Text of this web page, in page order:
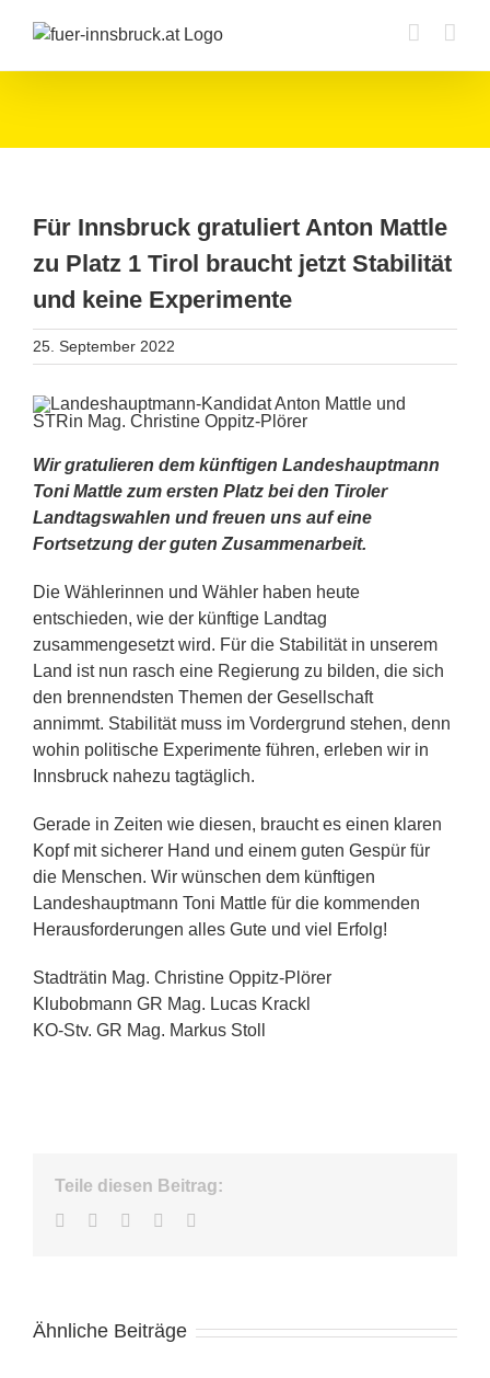
Inhalt
Für Innsbruck gratuliert Anton Mattle
zu Platz 1 Tirol braucht jetzt Stabilität
und keine Experimente
25. September 2022
Wir gratulieren dem künftigen Landeshauptmann
Toni Mattle zum ersten Platz bei den Tiroler
Landtagswahlen und freuen uns auf eine
Fortsetzung der guten Zusammenarbeit.
Die Wählerinnen und Wähler haben heute
entschieden, wie der künftige Landtag
zusammengesetzt wird. Für die Stabilität in unserem
Land ist nun rasch eine Regierung zu bilden, die sich
den brennendsten Themen der Gesellschaft
annimmt. Stabilität muss im Vordergrund stehen, denn
wohin politische Experimente führen, erleben wir in
Innsbruck nahezu tagtäglich.
Gerade in Zeiten wie diesen, braucht es einen klaren
Kopf mit sicherer Hand und einem guten Gespür für
die Menschen. Wir wünschen dem künftigen
Landeshauptmann Toni Mattle für die kommenden
Herausforderungen alles Gute und viel Erfolg!
Stadträtin Mag. Christine Oppitz-Plörer
Klubobmann GR Mag. Lucas Krackl
KO-Stv. GR Mag. Markus Stoll
Teile diesen Beitrag:
Facebook
TwitterLinkedInWhatsApp
Ähnliche Beiträge